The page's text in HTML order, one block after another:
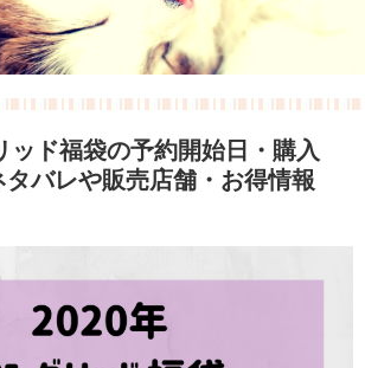
ッド福袋の予約開始日・購入
バレや販売店舗・お得情報